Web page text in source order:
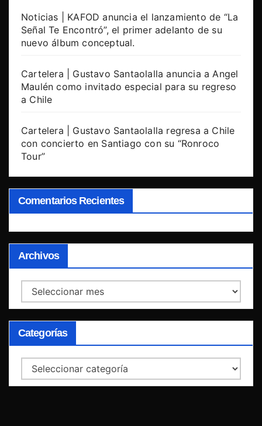
Noticias | KAFOD anuncia el lanzamiento de “La
Señal Te Encontró”, el primer adelanto de su
nuevo álbum conceptual.
Cartelera | Gustavo Santaolalla anuncia a Angel
Maulén como invitado especial para su regreso
a Chile
Cartelera | Gustavo Santaolalla regresa a Chile
con concierto en Santiago con su “Ronroco
Tour”
Comentarios Recientes
Archivos
Archivos
Categorías
Categorías